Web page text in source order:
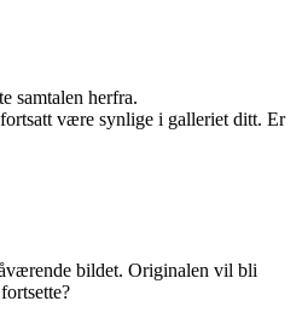
samtalen herfra.
være synlige i galleriet ditt. Er
bildet. Originalen vil bli